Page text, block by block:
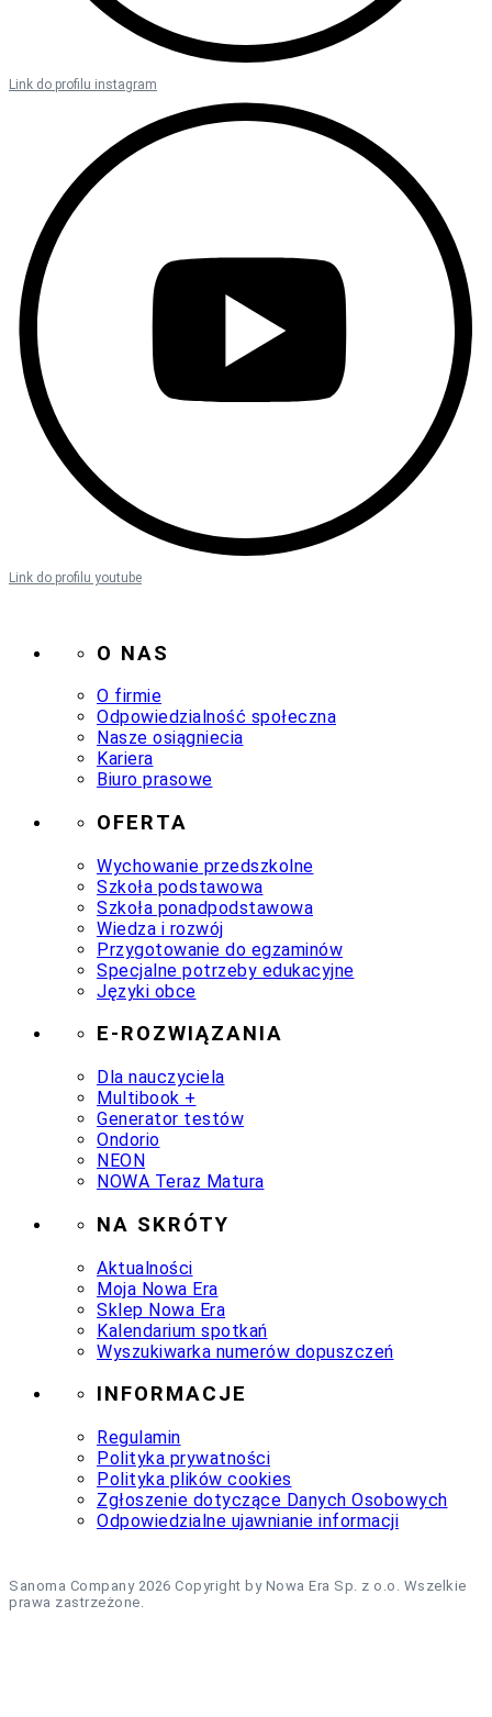
Link do profilu instagram
Link do profilu youtube
O NAS
O firmie
Odpowiedzialność społeczna
Nasze osiągniecia
Kariera
Biuro prasowe
OFERTA
Wychowanie przedszkolne
Szkoła podstawowa
Szkoła ponadpodstawowa
Wiedza i rozwój
Przygotowanie do egzaminów
Specjalne potrzeby edukacyjne
Języki obce
E-ROZWIĄZANIA
Dla nauczyciela
Multibook +
Generator testów
Ondorio
NEON
NOWA Teraz Matura
NA SKRÓTY
Aktualności
Moja Nowa Era
Sklep Nowa Era
Kalendarium spotkań
Wyszukiwarka numerów dopuszczeń
INFORMACJE
Regulamin
Polityka prywatności
Polityka plików cookies
Zgłoszenie dotyczące Danych Osobowych
Odpowiedzialne ujawnianie informacji
Sanoma Company 2026 Copyright by Nowa Era Sp. z o.o. Wszelkie
prawa zastrzeżone.